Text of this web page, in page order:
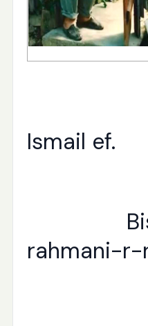
Ismail ef.
rahmani-r-